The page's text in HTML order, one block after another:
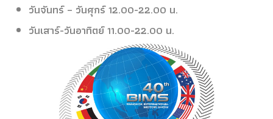
วันจันทร์ – วันศุกร์ 12.00-22.00 น.
วันเสาร์-วันอาทิตย์ 11.00-22.00 น.